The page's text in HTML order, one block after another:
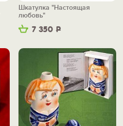
7 350 Р
Шкатулка "Настоящая
любовь"